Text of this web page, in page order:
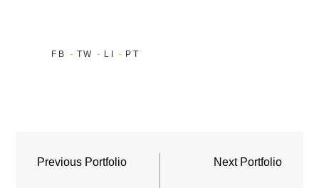
FB TW LI PT
Previous Portfolio Next Portfolio